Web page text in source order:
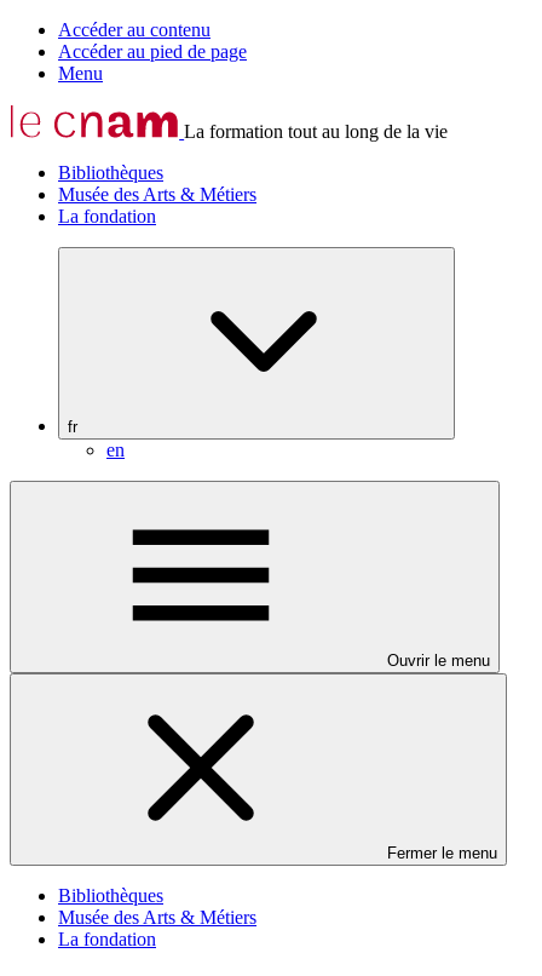
Accéder au contenu
Accéder au pied de page
Menu
La formation tout au long de la vie
Bibliothèques
Musée des Arts & Métiers
La fondation
fr
en
Ouvrir le menu
Fermer le menu
Bibliothèques
Musée des Arts & Métiers
La fondation